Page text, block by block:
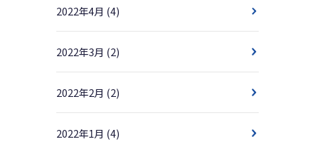
2022年4月 (4)
2022年3月 (2)
2022年2月 (2)
2022年1月 (4)